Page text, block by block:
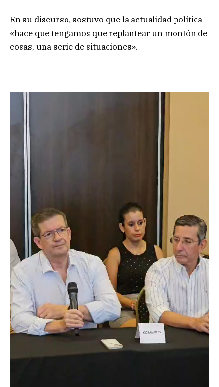
En su discurso, sostuvo que la actualidad política
«hace que tengamos que replantear un montón de
cosas, una serie de situaciones».